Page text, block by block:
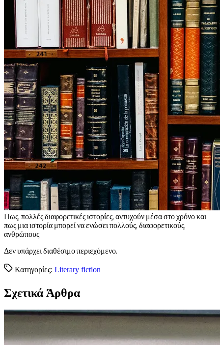
Πως, πολλές διαφορετικές ιστορίες, αντυχούν μέσα στο χρόνο και
πως μια ιστορία μπορεί να ενώσει πολλούς, διαφορετικούς,
ανθρώπους
Δεν υπάρχει διαθέσιμο περιεχόμενο.
Κατηγορίες: Literary fiction
Σχετικά Άρθρα